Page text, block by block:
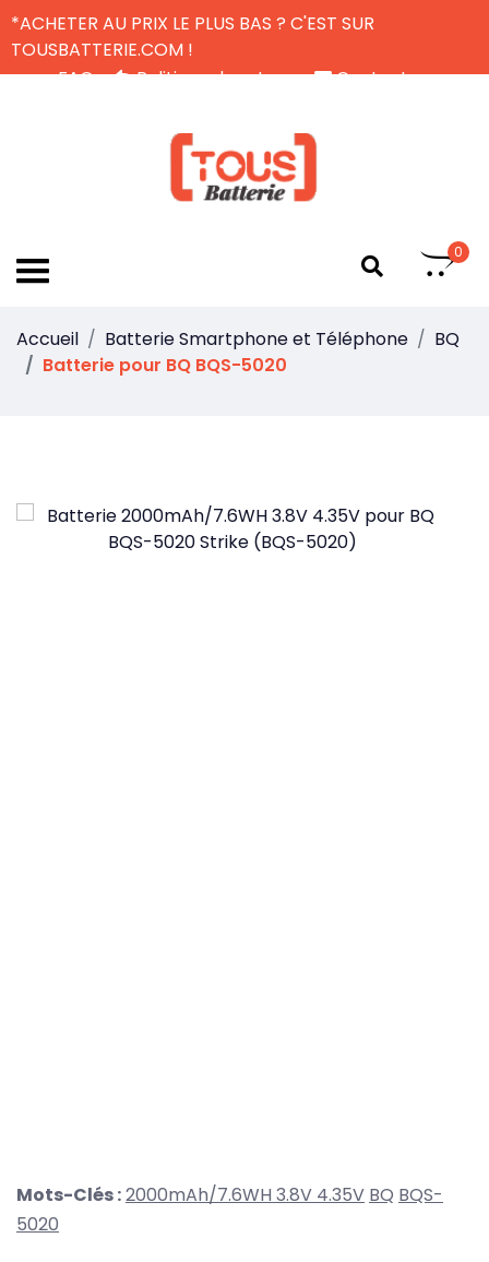
*ACHETER AU PRIX LE PLUS BAS ? C'EST SUR
TOUSBATTERIE.COM !
FAQ
Politique de retour
Contactez-nous
0
Accueil Batterie Smartphone et Téléphone
BQ
Batterie pour BQ BQS-5020
Mots-Clés :2000mAh/7.6WH 3.8V 4.35V BQ BQS-
5020